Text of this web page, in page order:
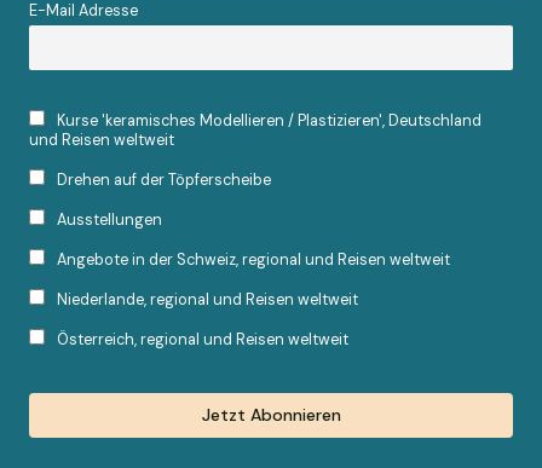
E-Mail Adresse
Kurse 'keramisches Modellieren / Plastizieren', Deutschland
und Reisen weltweit
Drehen auf der Töpferscheibe
Ausstellungen
Angebote in der Schweiz, regional und Reisen weltweit
Niederlande, regional und Reisen weltweit
Österreich, regional und Reisen weltweit